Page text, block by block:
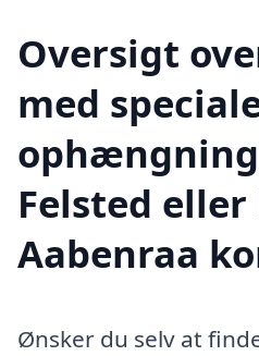
Oversigt
med
ophængning
Felsted eller
Aabenraa
Ønsker du selv at